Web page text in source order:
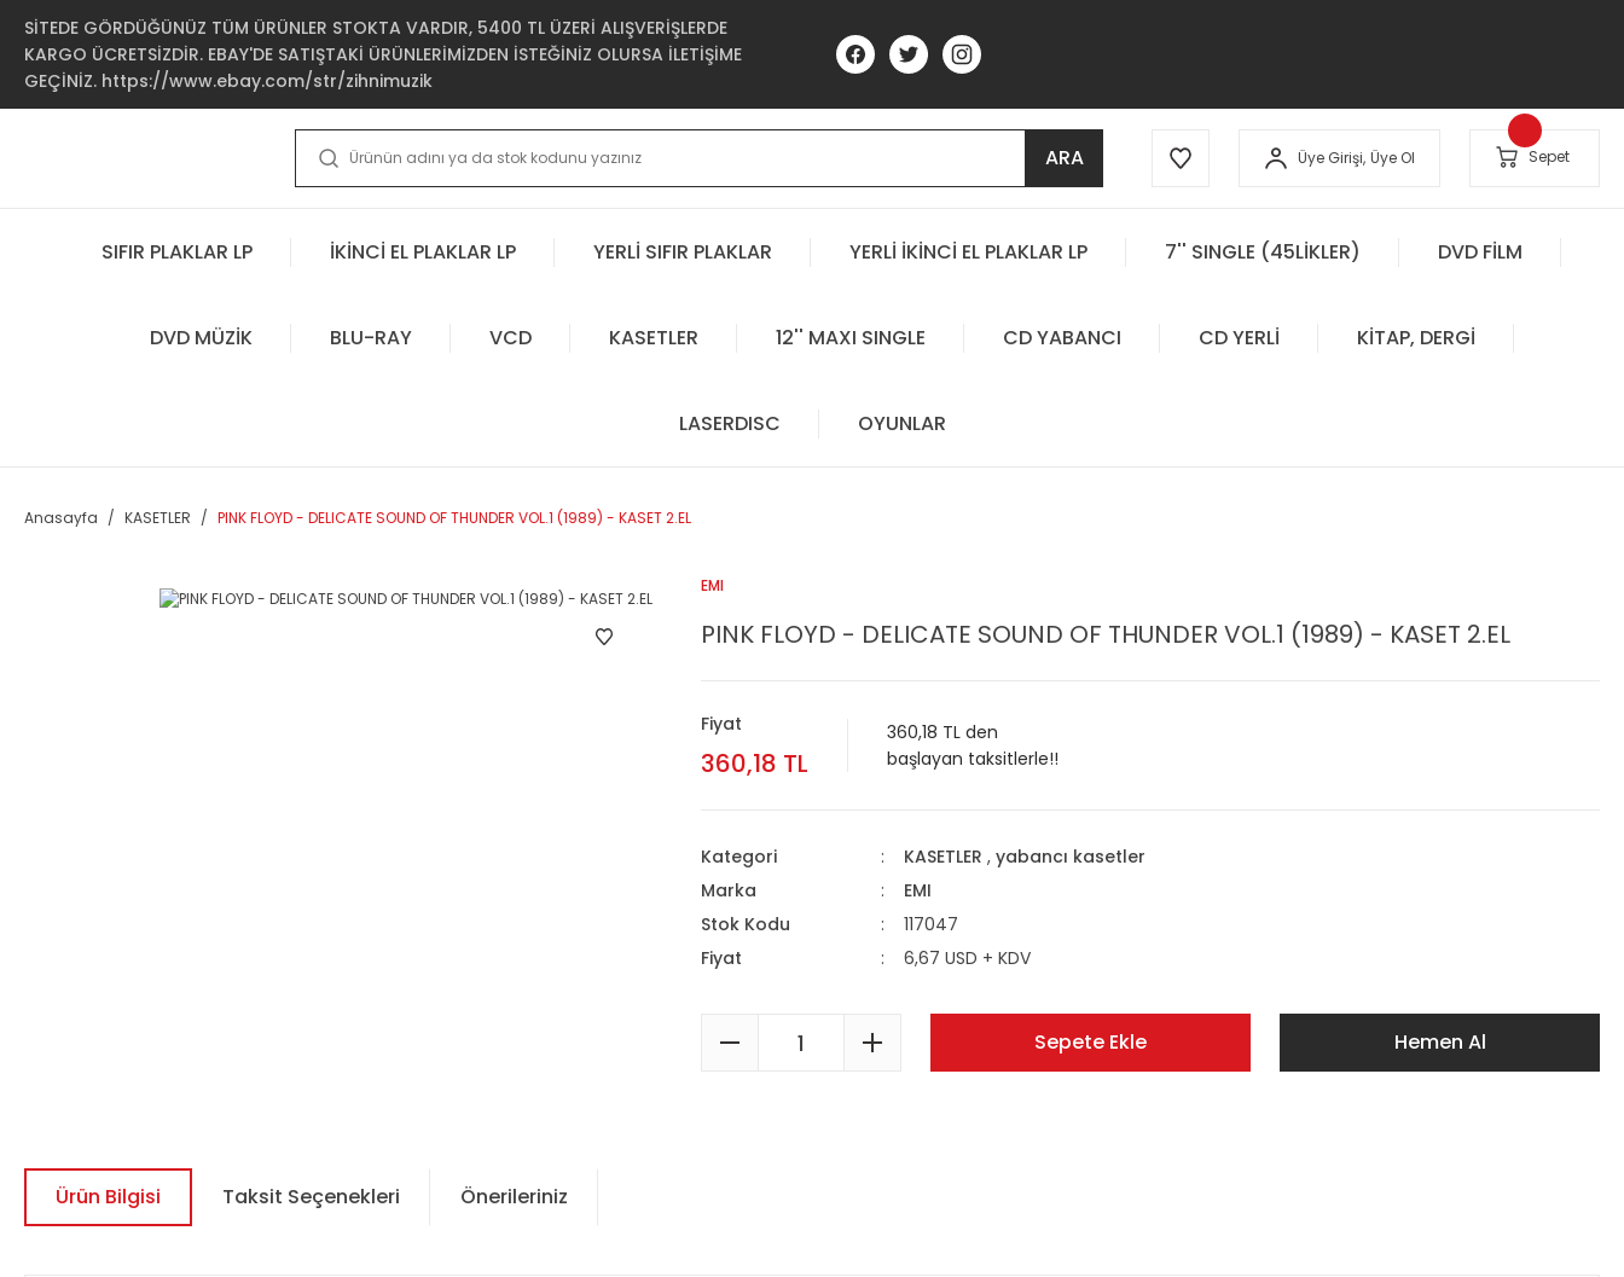
SİTEDE GÖRDÜĞÜNÜZ TÜM ÜRÜNLER STOKTA VARDIR, 5400 TL ÜZERİ ALIŞVERİŞLERDE
KARGO ÜCRETSİZDİR. EBAY'DE SATIŞTAKİ ÜRÜNLERİMİZDEN İSTEĞİNİZ OLURSA İLETİŞİME
GEÇİNİZ. https://www.ebay.com/str/zihnimuzik
ARA Üye Girişi, Üye Ol Sepet
SIFIR PLAKLAR LP İKİNCİ EL PLAKLAR LP YERLİ SIFIR PLAKLAR YERLİ İKİNCİ EL PLAKLAR LP 7'' SINGLE (45LİKLER) DVD FİLM
DVD MÜZİK BLU-RAY VCD KASETLER 12'' MAXI SINGLE CD YABANCI CD YERLİ KİTAP, DERGİ
LASERDISC OYUNLAR
Anasayfa KASETLER PINK FLOYD - DELICATE SOUND OF THUNDER VOL.1 (1989) - KASET 2.EL
EMI
PINK FLOYD - DELICATE SOUND OF THUNDER VOL.1 (1989) - KASET 2.EL
Fiyat
360,18 TL
360,18 TL den
başlayan taksitlerle!!
Kategori KASETLER , yabancı kasetler
Marka
EMI
Stok Kodu
117047
Fiyat
6,67 USD + KDV
Sepete Ekle Hemen Al
Ürün Bilgisi Taksit Seçenekleri Önerileriniz